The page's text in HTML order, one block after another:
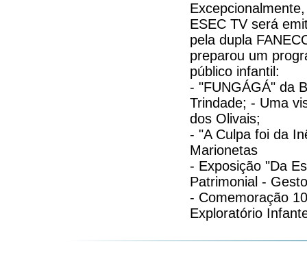
ESEC TV será
pela dupla
preparou um
público infantil:
- "FUNGÁGÁ" da
Trindade; - Uma
dos Olivais;
- "A Culpa foi da
Marionetas
- Exposição "Da
Patrimonial -
- Comemoração
Exploratório